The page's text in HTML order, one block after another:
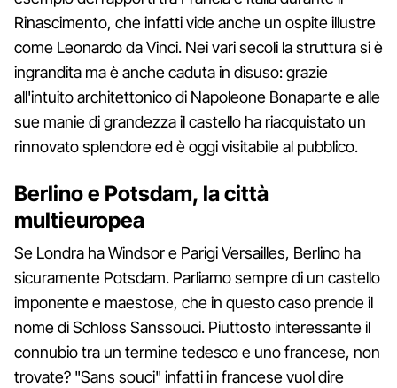
Rinascimento, che infatti vide anche un ospite illustre
come Leonardo da Vinci. Nei vari secoli la struttura si è
ingrandita ma è anche caduta in disuso: grazie
all'intuito architettonico di Napoleone Bonaparte e alle
sue manie di grandezza il castello ha riacquistato un
rinnovato splendore ed è oggi visitabile al pubblico.
Berlino e Potsdam, la città
multieuropea
Se Londra ha Windsor e Parigi Versailles, Berlino ha
sicuramente Potsdam. Parliamo sempre di un castello
imponente e maestose, che in questo caso prende il
nome di Schloss Sanssouci. Piuttosto interessante il
connubio tra un termine tedesco e uno francese, non
trovate? "Sans souci" infatti in francese vuol dire